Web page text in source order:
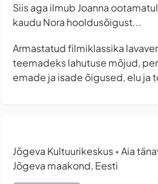
Siis aga ilmub Joanna
kaudu Nora hooldusõigust...
Armastatud filmiklassika
teemadeks lahutuse mõjud,
emade ja isade õigused, elu ja
Jõgeva Kultuurikeskus • Aia
Jõgeva maakond, Eesti